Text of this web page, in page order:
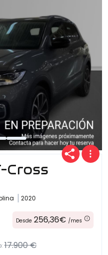
Cross
2020
Desde 256,36€ /mes
17.900 €